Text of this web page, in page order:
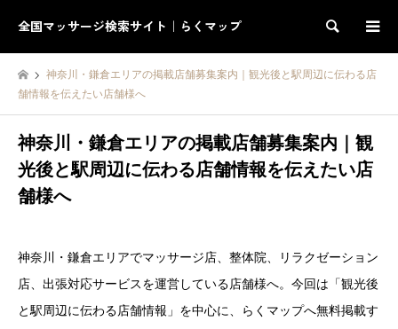
全国マッサージ検索サイト｜らくマップ 検索
神奈川・鎌倉エリアの掲載店舗募集案内｜観光後と駅周辺に伝わる店
舗情報を伝えたい店舗様へ
神奈川・鎌倉エリアの掲載店舗募集案内｜観
光後と駅周辺に伝わる店舗情報を伝えたい店
舗様へ
神奈川・鎌倉エリアでマッサージ店、整体院、リラクゼーション
店、出張対応サービスを運営している店舗様へ。今回は「観光後
と駅周辺に伝わる店舗情報」を中心に、らくマップへ無料掲載す